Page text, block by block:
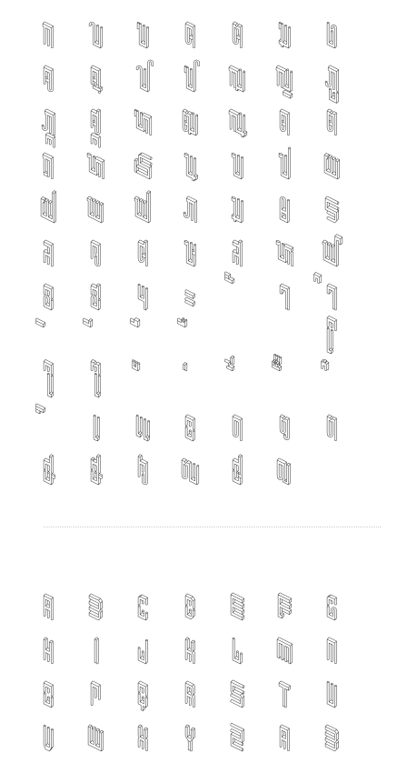
ก ข ฃ ค ฅ ฆ ง
จ ฉ ช ซ ฌ ญ ฎ
ฏ ฐ ฑ ฒ ณ ด ต
ถ ท ธ น บ ป ผ
ฝ พ ฟ ภ ม ย ร
ล ว ศ ษ ส ห ฬ
อ ฮ ฯ ะ า ำ
โ
ใ ไ
เ แ ๐ ๑ ๒ ๓
๔ ๕ ๖ ๗ ๘ ๙
A B C D E F G
H I J K L M N
O P Q R S T U
V W X Y Z a b